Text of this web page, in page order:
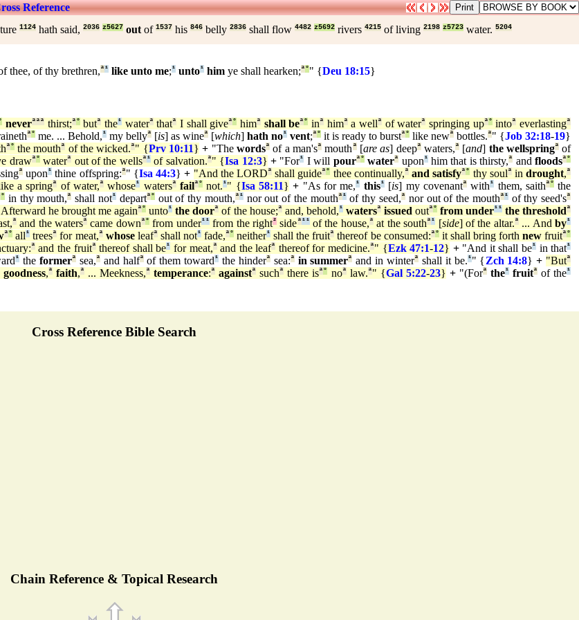
Reference
1124 hath said, 2036 z5627 out of 1537 his 846 belly 2836 shall flow 4482 z5692 rivers 4215 of living 2198 z5723 water. 5204
thee, of thy brethren,ª¹ like unto me;¹ unto¹ him ye shall hearken;ª°" {Deu 18:15}
neverªªª thirst;ª°butª the¹ waterª thatª I shall giveª° himª shall beª° inª himª a wellª of waterª springing upª°intoª everlastingª
ª° me. ... Behold,¹ my bellyª [is] as wineª [which] hath no¹ vent;ª° it is ready to burstª° like newª bottles.ª" {Job 32:18-19}
ª°the mouthª of the wicked.ª" {Prv 10:11} + "Thewordsª of a man'sª mouth ª[are as] deepªwaters,ª[and] the wellspringªof
drawª°waterª out of the wellsª¹of salvation.ª" {Isa 12:3} + "For¹ I will pourª°waterª upon¹him that is thirsty,ª andfloodsª°
ª upon¹ thine offspring:ª" {Isa 44:3} + "And the LORDª shall guideª° thee continually,ª and satisfyª° thy soulª indrought,ª
a springª of water,ª whose¹ watersª failª° not.¹" {Isa 58:11} + "As for me,¹ this¹[is] my covenantªwith¹ them, saithª°the
° in thy mouth,ª shall not¹departª°out of thy mouth,ª¹nor out of the mouthª¹of thy seed,ªnor out of the mouthª¹of thy seed'sª
he brought me againª° unto¹ the doorª of the house;ª and, behold,¹ watersª issued outª° from under¹¹ the thresholdª
ª and the watersª came downª°from under¹¹from the right² sideª¹¹of the house,ª at the southª¹ [side] of the altar.ª ... Andby¹
ª° all¹ treesª for meat,ª whoseleafª shall not¹fade,ª° neither¹ shall the fruitª thereof be consumed:ª°it shall bring forthnew fruitª°
ª and the fruitª thereof shall be¹ for meat,ª and the leafª thereof for medicine.ª" {Ezk 47:1-12} + "And it shall be¹in that¹
¹ theformerª sea,ªand halfªof them toward¹ the hinderªsea:ª in summerª and in winterª shall it be.¹" {Zch 14:8} + "Butª
goodness,ª faith,ª ... Meekness,ª temperance:ª againstª suchª there isª° noª law.ª" {Gal 5:22-23} + "(Forª the¹fruitª of the¹
Cross Reference Bible Search
Chain Reference & Topical Research